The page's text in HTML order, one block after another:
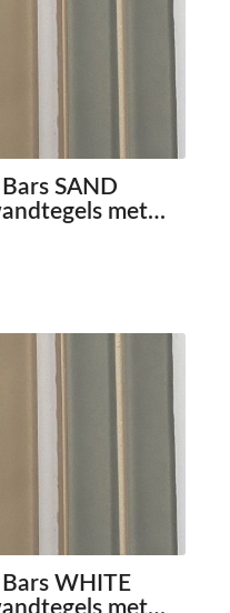
SAND
met
WHITE